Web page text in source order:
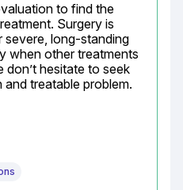
to find the
Surgery is
long-standing
when other treatments
don’t hesitate to seek
treatable problem.